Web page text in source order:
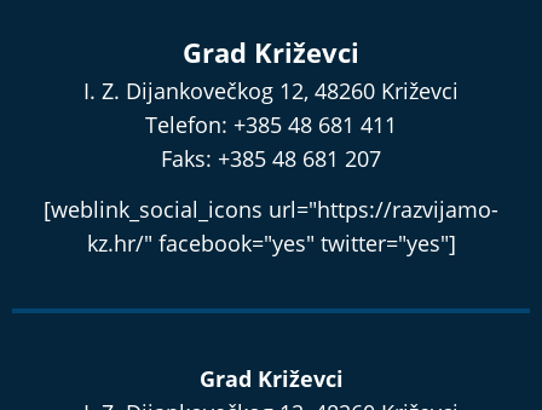
Grad Križevci
I. Z. Dijankovečkog 12, 48260 Križevci
Telefon: +385 48 681 411
Faks: +385 48 681 207
[weblink_social_icons url="https://razvijamo-
kz.hr/" facebook="yes" twitter="yes"]
Grad Križevci